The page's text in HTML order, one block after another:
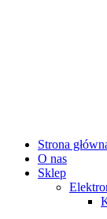
Strona
O nas
Sklep